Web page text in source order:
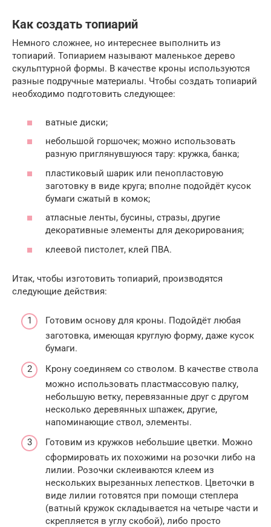
Как создать топиарий
Немного сложнее, но интереснее выполнить из
топиарий. Топиарием называют маленькое дерево
скульптурной формы. В качестве кроны используются
разные подручные материалы. Чтобы создать топиарий
необходимо подготовить следующее:
ватные диски;
небольшой горшочек; можно использовать
разную приглянувшуюся тару: кружка, банка;
пластиковый шарик или пенопластовую
заготовку в виде круга; вполне подойдёт кусок
бумаги сжатый в комок;
атласные ленты, бусины, стразы, другие
декоративные элементы для декорирования;
клеевой пистолет, клей ПВА.
Итак, чтобы изготовить топиарий, производятся
следующие действия:
Готовим основу для кроны. Подойдёт любая
заготовка, имеющая круглую форму, даже кусок
бумаги.
Крону соединяем со стволом. В качестве ствола
можно использовать пластмассовую палку,
небольшую ветку, перевязанные друг с другом
несколько деревянных шпажек, другие,
напоминающие ствол, элементы.
Готовим из кружков небольшие цветки. Можно
сформировать их похожими на розочки либо на
лилии. Розочки склеиваются клеем из
нескольких вырезанных лепестков. Цветочки в
виде лилии готовятся при помощи степлера
(ватный кружок складывается на четыре части и
скрепляется в углу скобой), либо просто